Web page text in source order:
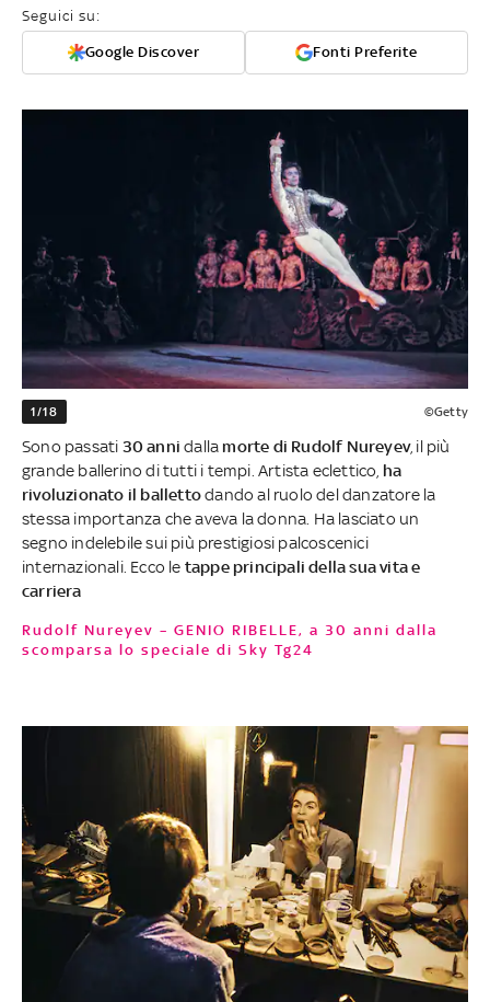
Seguici su:
Google Discover Fonti Preferite
1/18 ©Getty
Sono passati 30 annidalla morte di Rudolf Nureyev, il più
grande ballerino di tutti i tempi. Artista eclettico, ha
rivoluzionato il ballettodando al ruolo del danzatore la
stessa importanza che aveva la donna. Ha lasciato un
segno indelebile sui più prestigiosi palcoscenici
internazionali. Ecco le tappe principali della sua vita e
carriera
Rudolf Nureyev – GENIO RIBELLE, a 30 anni dalla
scomparsa lo speciale di Sky Tg24